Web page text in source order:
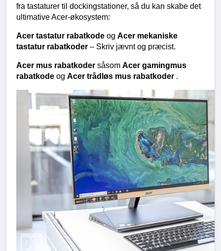
fra tastaturer til dockingstationer, så du kan skabe det
ultimative Acer-økosystem:
Acer tastatur rabatkode og Acer mekaniske
tastatur rabatkoder – Skriv jævnt og præcist.
Acer mus rabatkoder såsom Acer gamingmus
rabatkode og Acer trådløs mus rabatkoder .